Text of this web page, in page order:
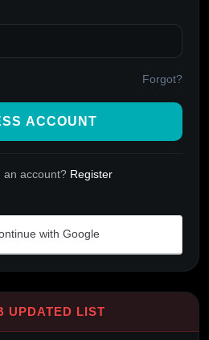
Forgot?
ACCOUNT
an account? Register
with Google
UPDATED LIST